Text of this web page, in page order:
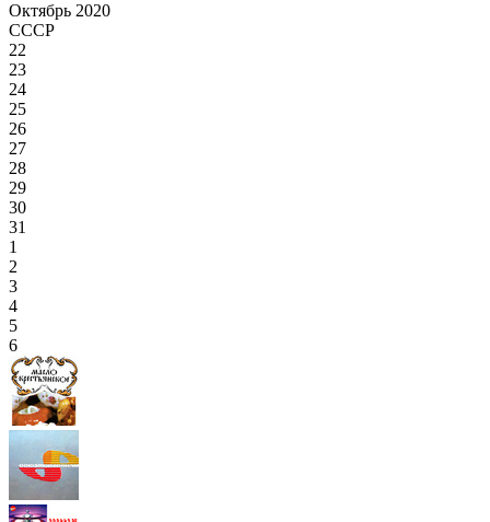
Октябрь 2020
СССР
22
23
24
25
26
27
28
29
30
31
1
2
3
4
5
6